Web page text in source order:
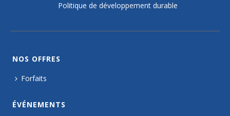
Politique de développement durable
NOS OFFRES
Forfaits
ÉVÉNEMENTS